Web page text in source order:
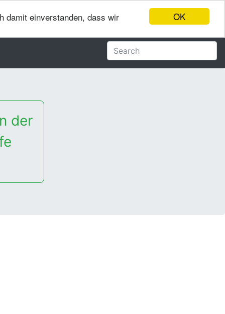
OK
damit einverstanden, dass wir
der